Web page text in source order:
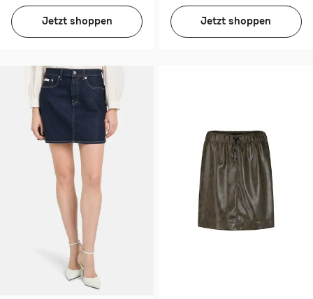
Jetzt shoppen Jetzt shoppen